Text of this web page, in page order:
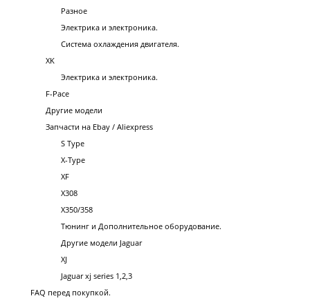
Разное
Электрика и электроника.
Система охлаждения двигателя.
XK
Электрика и электроника.
F-Pace
Другие модели
Запчасти на Ebay / Aliexpress
S Type
X-Type
XF
X308
X350/358
Тюнинг и Дополнительное оборудование.
Другие модели Jaguar
XJ
Jaguar xj series 1,2,3
FAQ перед покупкой.